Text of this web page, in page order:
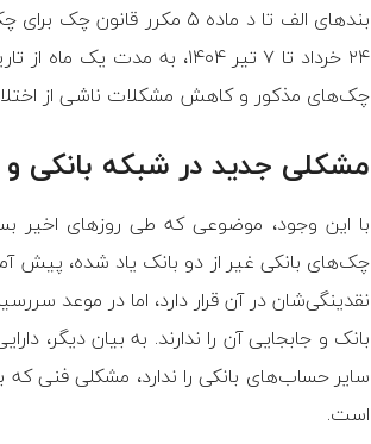
بند‌های الف تا د ماده ۵
۲۴ خرداد تا ۷ تیر ۱۴۰۴،
چک‌های مذکور و کاهش مشکلات ناشی از
مشکلی جدید در شبکه بانکی
با این وجود، موضوعی که طی روز‌های اخیر
چک‌های بانکی غیر از دو بانک یاد شده، پیش
نقدینگی‌شان در آن قرار دارد، اما در موعد
بانک و جابجایی آن را ندارند. به بیان دیگر،
سایر حساب‌های بانکی را ندارد، مشکلی فنی
است.